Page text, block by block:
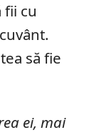
fii cu
să fie
ei, mai